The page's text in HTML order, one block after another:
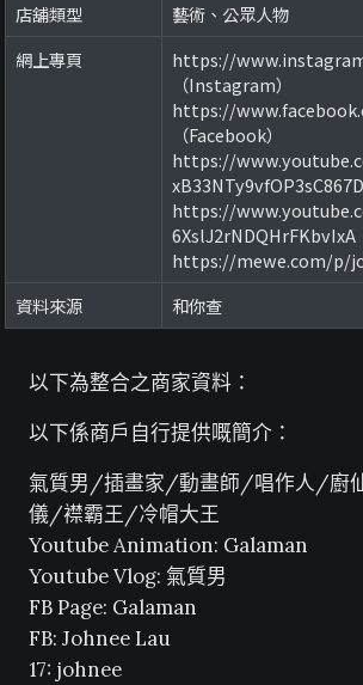
店舖類型
藝術、公眾人物
網上專頁
https://
（Instagram）
https://
（Facebook）
https://
https://
6XslJ2rNDQHrFKbvIxA
https://mewe.com/p/
資料來源
和你查
以下為整合之商家資料：
以下係商戶自行提供嘅簡介：
氣質男/插畫家/動畫師/唱作人/廚
儀/襟霸王/冷帽大王
Youtube Animation: Galaman
Youtube Vlog: 氣質男
FB Page: Galaman
FB: Johnee Lau
17: johnee